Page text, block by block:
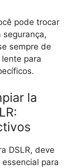
pode trocar
segurança,
sempre de
para
la
DSLR, deve
para